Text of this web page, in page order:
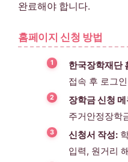
완료해야 합니다.
홈페이지 신청 방법
한국장학재단
접속 후 로그
장학금 신청
주거안정장학
신청서 작성:
입력, 원거리